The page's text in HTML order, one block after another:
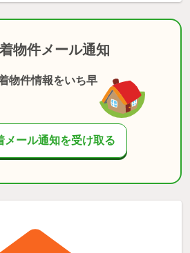
物件メール通知
物件情報をいち早
メール通知を受け取る